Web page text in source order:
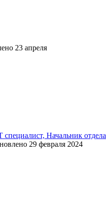
23 апреля
Начальник
29 февраля 2024